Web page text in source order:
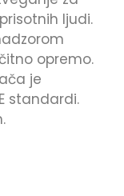
ljudi.
opremo.
je
standardi.